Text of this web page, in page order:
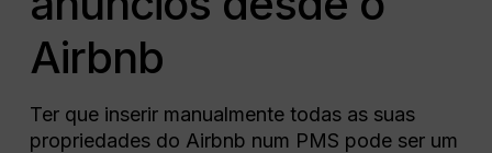
Airbnb
Ter que inserir manualmente todas as suas
propriedades do Airbnb num PMS pode ser um